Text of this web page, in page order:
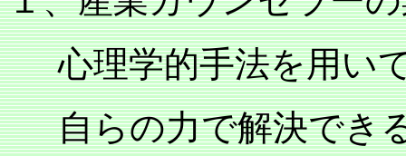
心理学的手法を用い
自らの力で解決でき